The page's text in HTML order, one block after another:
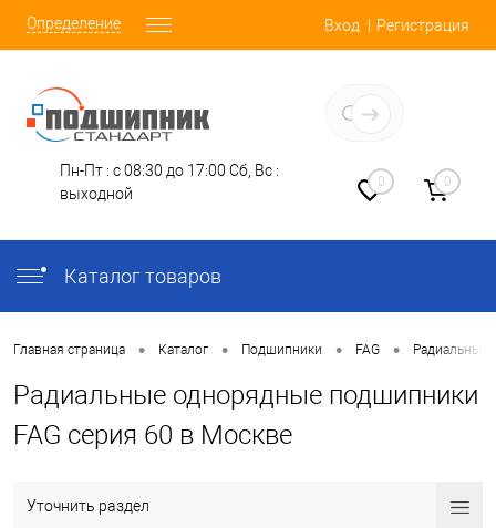
Определение Вход Регистрация
Пн-Пт : с 08:30 до 17:00 Сб, Вс :
выходной
0 0
Каталог товаров
Главная страница • Каталог • Подшипники • FAG • Радиальные
Радиальные однорядные подшипники
FAG серия 60 в Москве
Уточнить раздел